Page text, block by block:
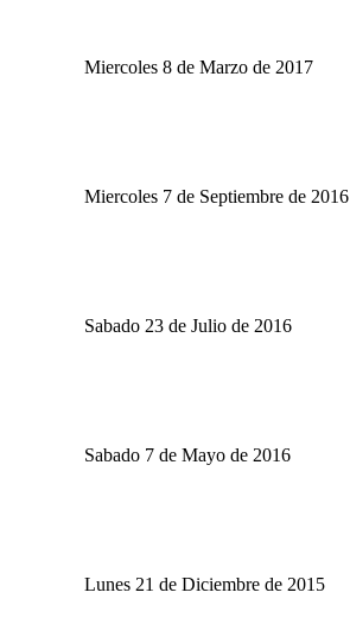
Miercoles 8 de Marzo de 2017
Miercoles 7 de Septiembre de 2016
Sabado 23 de Julio de 2016
Sabado 7 de Mayo de 2016
Lunes 21 de Diciembre de 2015